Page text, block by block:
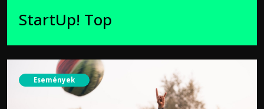
StartUp! Top
Események